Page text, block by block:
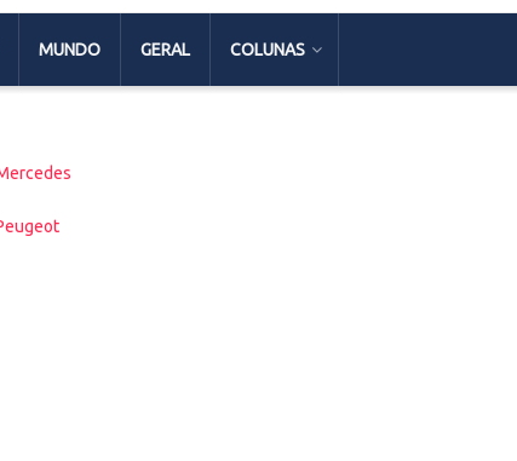
MUNDO GERAL COLUNAS